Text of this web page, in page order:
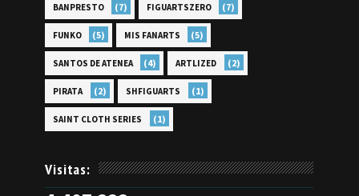
BANPRESTO (7) FIGUARTSZERO (7)
FUNKO (5) MIS FANARTS (5)
SANTOS DE ATENEA (4) ARTLIZED (2)
PIRATA (2) SHFIGUARTS (1)
SAINT CLOTH SERIES (1)
Visitas: